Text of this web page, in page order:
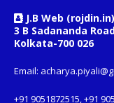
J.B Web (rojdin.in)
3 B Sadananda
Kolkata-700 026
Email:
+91 9051872515, +91